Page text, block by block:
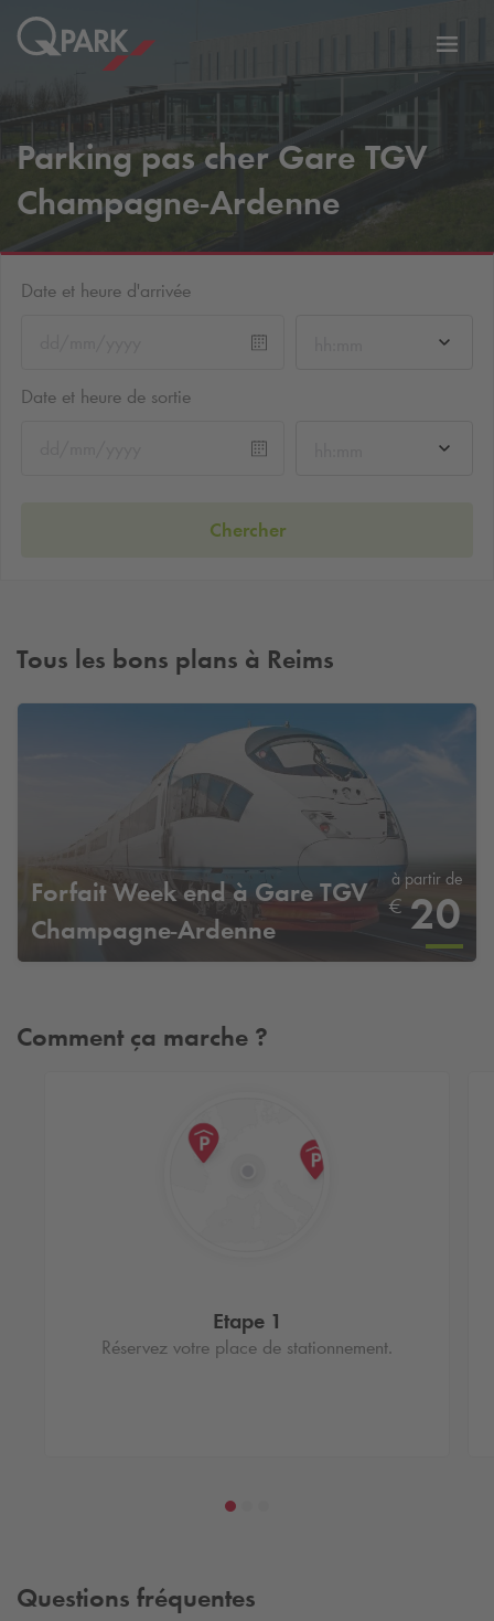
Parking pas cher Gare TGV
Champagne-Ardenne
Date et heure d'arrivée
Date et heure de sortie
Chercher
Tous les bons plans à Reims
Forfait Week end à Gare TGV
Champagne-Ardenne
à partir de
€ 20
Comment ça marche ?
Etape 1
Réservez votre place de stationnement.
Questions fréquentes